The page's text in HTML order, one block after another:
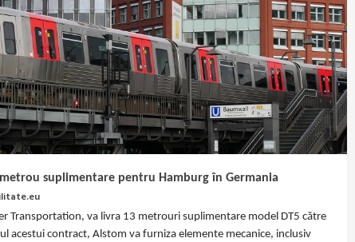
suplimentare pentru Hamburg în Germania
Transportation, va livra 13 metrouri suplimentare model DT5 către
acestui contract, Alstom va furniza elemente mecanice, inclusiv